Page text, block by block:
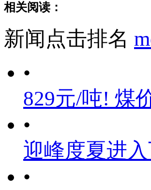
相关阅读：
新闻点击排名
•
829元/吨! 煤
•
迎峰度夏进
•